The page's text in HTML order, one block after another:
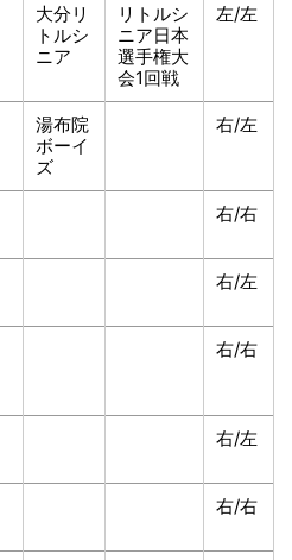
大分リ
トルシ
ニア
リトルシ
ニア日本
選手権大
会1回戦
左/左
湯布院
ボーイ
ズ
右/左
右/右
右/左
右/右
右/左
右/右